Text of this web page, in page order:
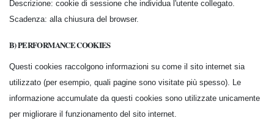
Descrizione: cookie di sessione che individua l'utente collegato.
Scadenza: alla chiusura del browser.
B) PERFORMANCE COOKIES
Questi cookies raccolgono informazioni su come il sito internet sia
utilizzato (per esempio, quali pagine sono visitate più spesso). Le
informazione accumulate da questi cookies sono utilizzate unicamente
per migliorare il funzionamento del sito internet.